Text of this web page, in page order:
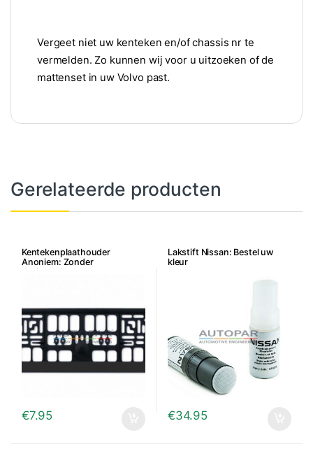
Vergeet niet uw kenteken en/of chassis nr te
vermelden. Zo kunnen wij voor u uitzoeken of de
mattenset in uw Volvo past.
Gerelateerde producten
Kentekenplaathouder
Anoniem: Zonder
dealerreclame
€7.95
Lakstift Nissan: Bestel uw
kleur
€34.95